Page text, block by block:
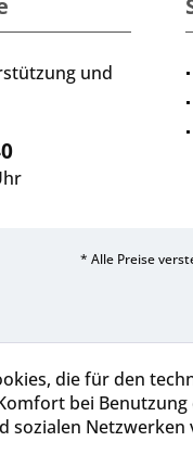
und
* Alle Preise
die für den
bei
sozialen